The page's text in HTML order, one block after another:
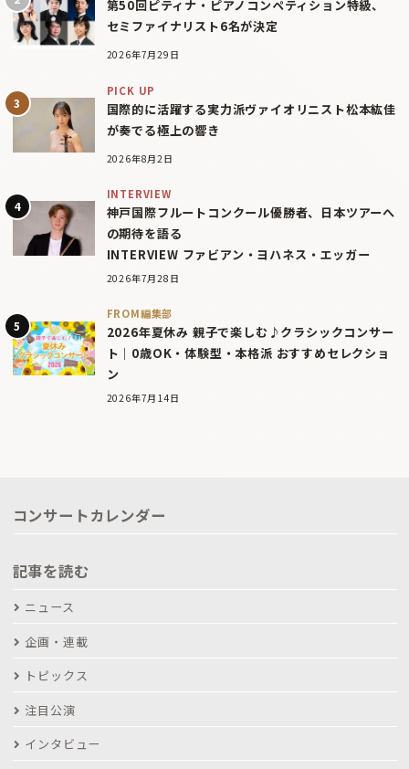
第50回ピティナ・ピアノコンペティション特級、
セミファイナリスト6名が決定
2026年7月29日
PICK UP
国際的に活躍する実力派ヴァイオリニスト松本紘佳
が奏でる極上の響き
2026年8月2日
INTERVIEW
神戸国際フルートコンクール優勝者、日本ツアーへ
の期待を語る
INTERVIEW ファビアン・ヨハネス・エッガー
2026年7月28日
FROM編集部
2026年夏休み 親子で楽しむ♪クラシックコンサー
ト｜0歳OK・体験型・本格派 おすすめセレクショ
ン
2026年7月14日
コンサートカレンダー
記事を読む
ニュース
企画・連載
トピックス
注目公演
インタビュー